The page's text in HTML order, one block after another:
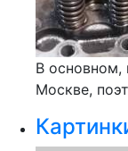
В основном,
Москве,